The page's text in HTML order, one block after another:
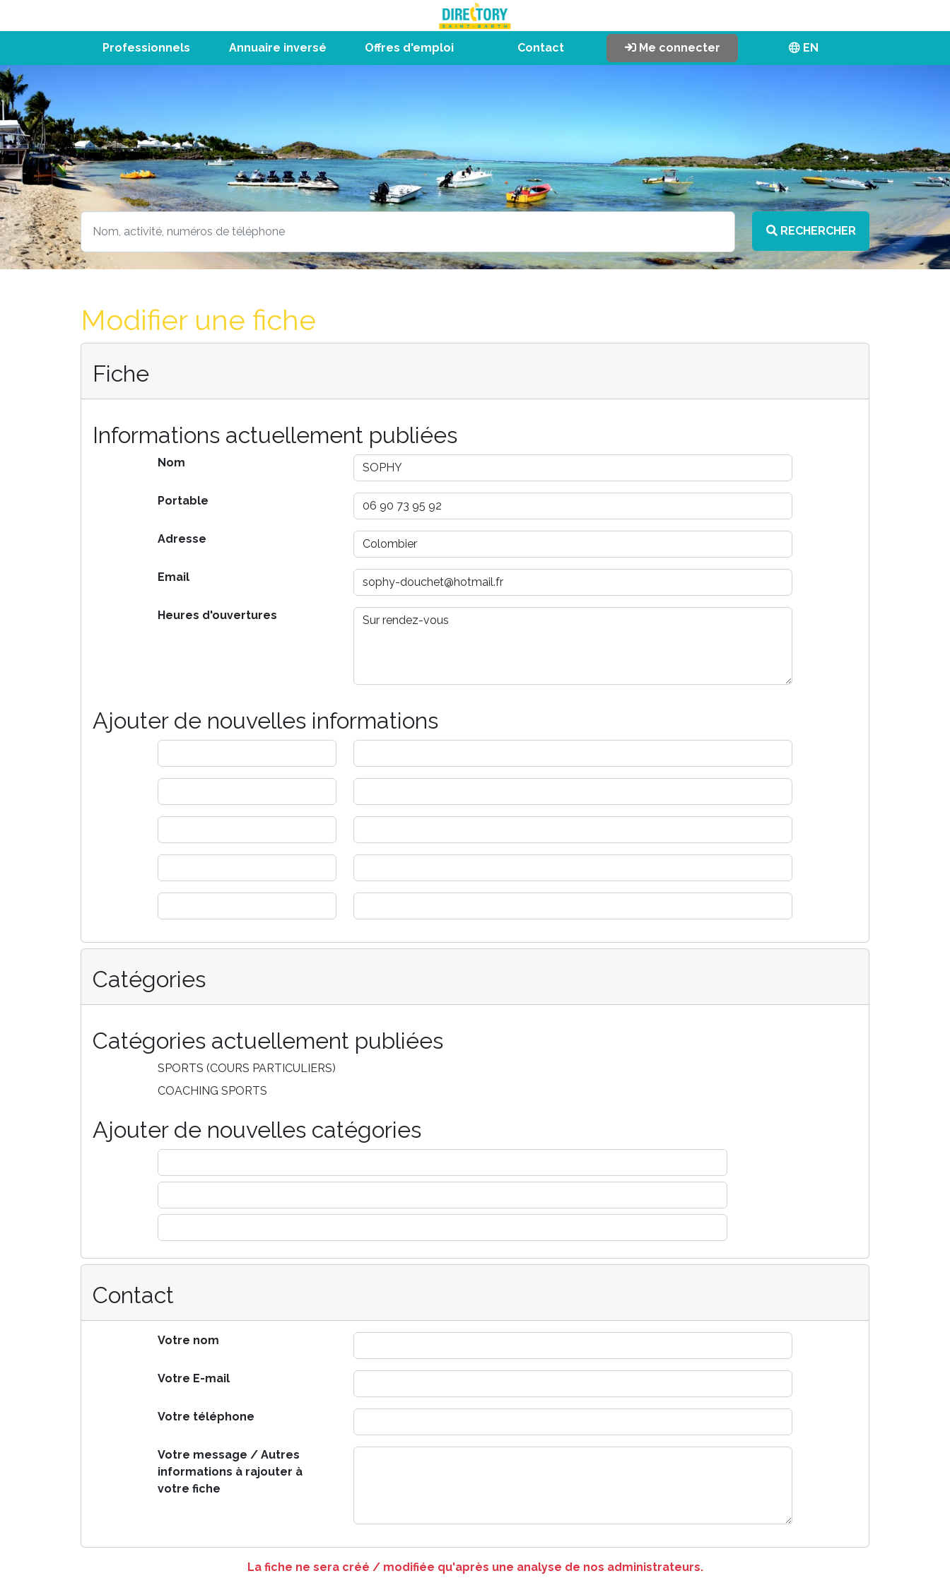
Professionnels Annuaire inversé Offres d'emploi Contact Me connecter EN
RECHERCHER
Modifier une fiche
Fiche
Informations actuellement publiées
Nom
Portable
Adresse
Email
Heures d'ouvertures
Ajouter de nouvelles informations
Catégories
Catégories actuellement publiées
SPORTS (COURS PARTICULIERS)
COACHING SPORTS
Ajouter de nouvelles catégories
Contact
Votre nom
Votre E-mail
Votre téléphone
Votre message / Autres
informations à rajouter à
votre fiche
La fiche ne sera créé / modifiée qu'après une analyse de nos administrateurs.